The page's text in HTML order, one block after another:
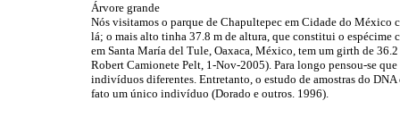
Árvore grande
Nós visitamos o parque de Chapultepec em Cidade do México
lá; o mais alto tinha 37.8 m de altura, que constitui o espécime
em Santa María del Tule, Oaxaca, México, tem um girth de
Robert Camionete Pelt, 1-Nov-2005). Para longo pensou-se
indivíduos diferentes. Entretanto, o estudo de amostras do
fato um único indivíduo (Dorado e outros. 1996).